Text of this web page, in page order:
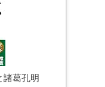
諸葛孔明